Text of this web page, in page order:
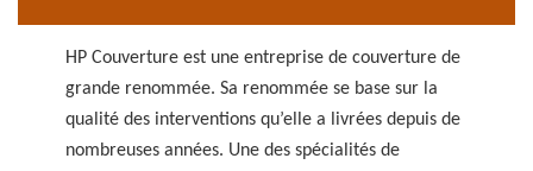
HP Couverture est une entreprise de couverture de
grande renommée. Sa renommée se base sur la
qualité des interventions qu’elle a livrées depuis de
nombreuses années. Une des spécialités de